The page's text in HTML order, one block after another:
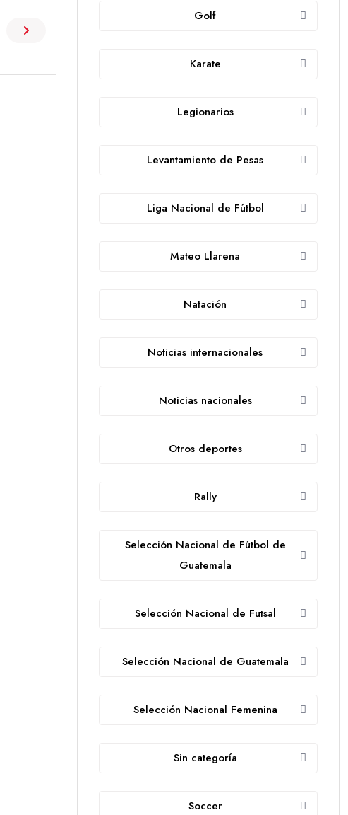
Golf
Karate
Legionarios
Levantamiento de Pesas
Liga Nacional de Fútbol
Mateo Llarena
Natación
Noticias internacionales
Noticias nacionales
Otros deportes
Rally
Selección Nacional de Fútbol de
Guatemala
Selección Nacional de Futsal
Selección Nacional de Guatemala
Selección Nacional Femenina
Sin categoría
Soccer